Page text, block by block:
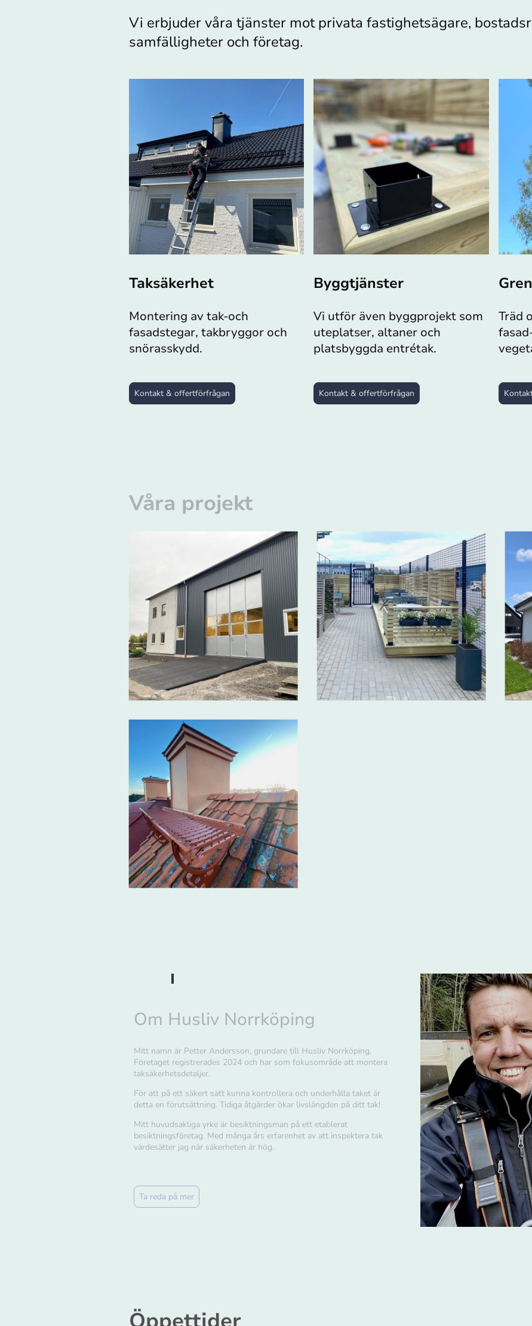
Vi erbjuder våra tjänster mot privata fastighetsägare,
samfälligheter och företag.
Taksäkerhet
Montering av tak-och
fasadstegar, takbryggor och
snörasskydd.
Kontakt & offertförfrågan
Byggtjänster
Vi utför även byggprojekt som
uteplatser, altaner och
platsbyggda entrétak.
Kontakt & offertförfrågan
Träd
Våra projekt
Om Husliv Norrköping
Mitt namn är Petter Andersson, grundare till Husliv Norrköping.
Företaget registrerades 2024 och har som fokusområde att montera
taksäkerhetsdetaljer.
För att på ett säkert sätt kunna kontrollera och underhålla taket är
detta en förutsättning. Tidiga åtgärder ökar livslängden på ditt tak!
Mitt huvudsakliga yrke är besiktningsman på ett etablerat
besiktningsföretag. Med många års erfarenhet av att inspektera tak
värdesätter jag när säkerheten är hög.
Ta reda på mer